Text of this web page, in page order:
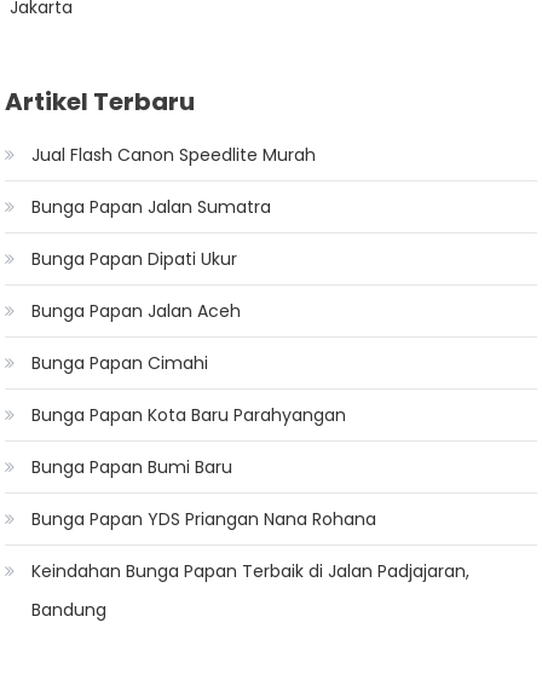
Artikel Terbaru
Jual Flash Canon Speedlite Murah
Bunga Papan Jalan Sumatra
Bunga Papan Dipati Ukur
Bunga Papan Jalan Aceh
Bunga Papan Cimahi
Bunga Papan Kota Baru Parahyangan
Bunga Papan Bumi Baru
Bunga Papan YDS Priangan Nana Rohana
Keindahan Bunga Papan Terbaik di Jalan Padjajaran,
Bandung